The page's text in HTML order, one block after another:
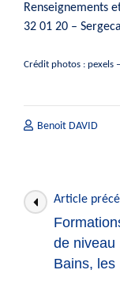
Renseignements
32 01 20 –
Crédit photos : pexels
Benoit DAVID
Navigation
des
articles
Article
de niveau
Bains, les